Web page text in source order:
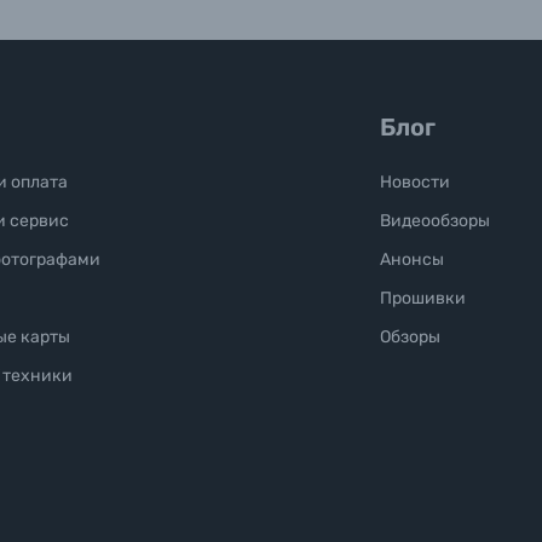
оплата
сервис
карты
Блог
Новости
Видеообзоры
Анонсы
Прошивки
Обзоры